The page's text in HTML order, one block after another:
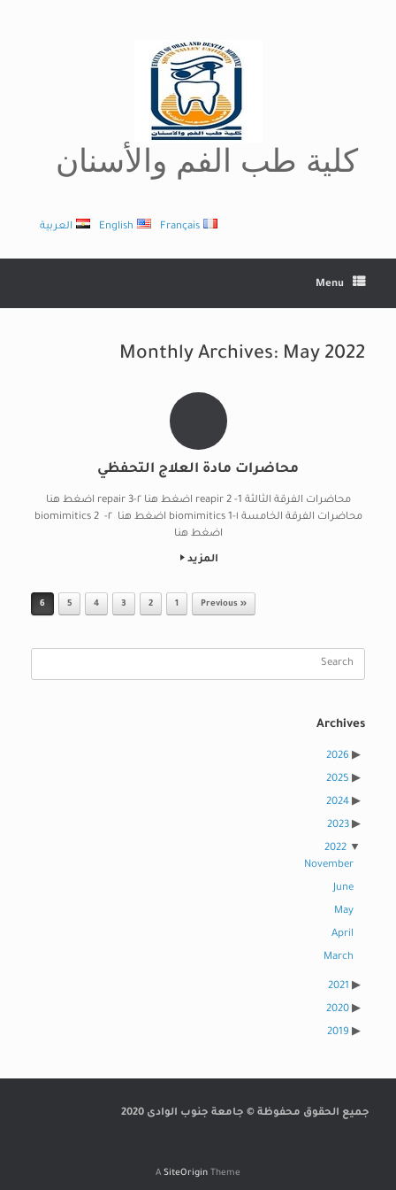
كلية طب الفم والأسنان
العربية English Français
Menu
Monthly Archives: May 2022
محاضرات مادة العلاج التحفظي
محاضرات الفرقة الثالثة 1- reapir 2 اضغط هنا ٢-repair 3 اضغط هنا
محاضرات الفرقة الخامسة ١-biomimitics 1 اضغط هنا ٢- 2 biomimitics
اضغط هنا
المزيد
« Previous
1
2
3
4
5
6
Archives
2026
2025
2024
2023
2022
November
June
May
April
March
2021
2020
2019
جميع الحقوق محفوظة © جامعة جنوب الوادى 2020
A SiteOrigin Theme